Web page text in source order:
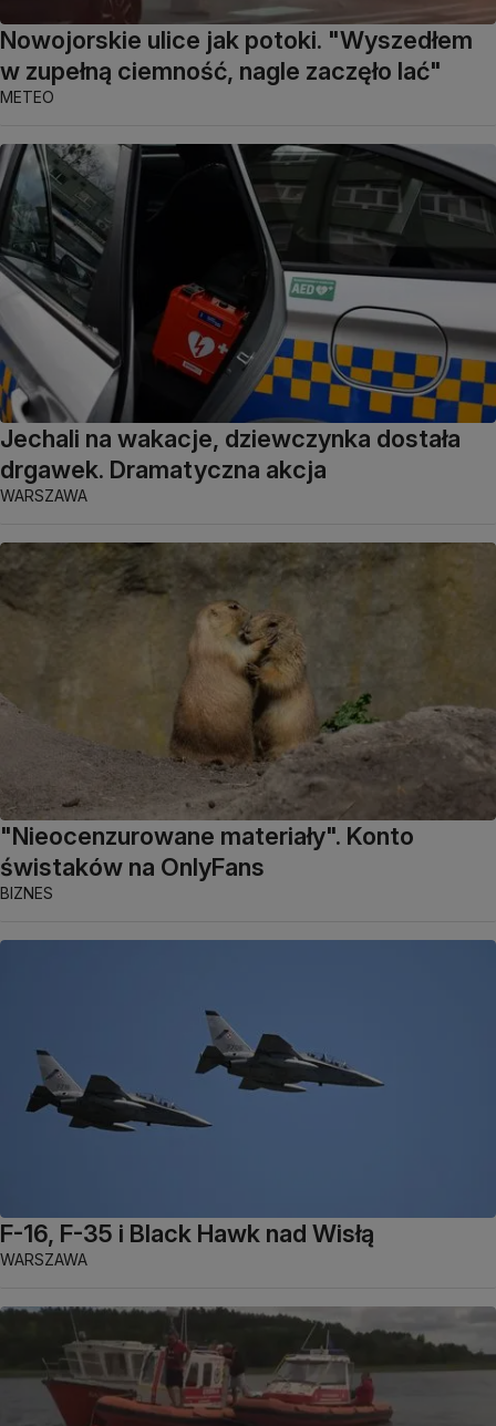
Nowojorskie ulice jak potoki. "Wyszedłem
w zupełną ciemność, nagle zaczęło lać"
METEO
Jechali na wakacje, dziewczynka dostała
drgawek. Dramatyczna akcja
WARSZAWA
"Nieocenzurowane materiały". Konto
świstaków na OnlyFans
BIZNES
F-16, F-35 i Black Hawk nad Wisłą
WARSZAWA